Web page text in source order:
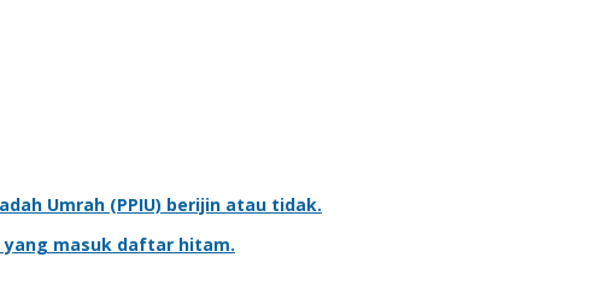
Umrah (PPIU) berijin atau tidak.
yang masuk daftar hitam.